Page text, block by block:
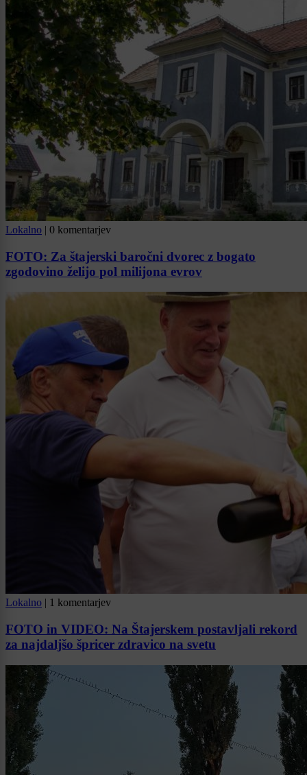
Lokalno | 0 komentarjev
FOTO: Za štajerski baročni dvorec z bogato
zgodovino želijo pol milijona evrov
Lokalno | 1 komentarjev
FOTO in VIDEO: Na Štajerskem postavljali rekord
za najdaljšo špricer zdravico na svetu